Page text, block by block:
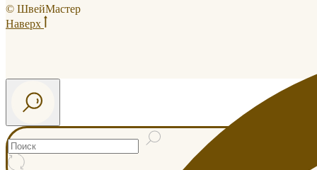
© ШвейМастер
Наверх